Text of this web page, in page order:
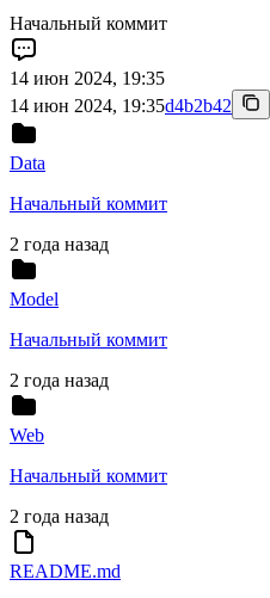
Начальный коммит
14 июн 2024, 19:35
14 июн 2024, 19:35d4b2b42
Data
Начальный коммит
2 года назад
Model
Начальный коммит
2 года назад
Web
Начальный коммит
2 года назад
README.md